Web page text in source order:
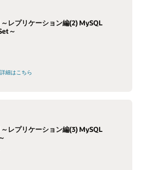
レプリケーション編(2) MySQL
～
詳細はこちら
レプリケーション編(3) MySQL